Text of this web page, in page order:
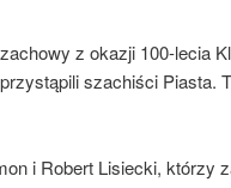
z okazji 100-lecia
szachiści Piasta.
i Robert Lisiecki, którzy